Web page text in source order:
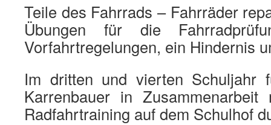
Teile des Fahrrads – Fahrräder
Übungen für die
Vorfahrtregelungen, ein Hindernis
Im dritten und vierten Schuljahr
Karrenbauer in
Radfahrtraining auf dem Schulhof